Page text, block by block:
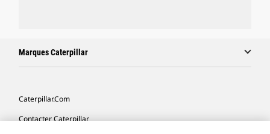
Marques Caterpillar
Caterpillar.com
Contacter Caterpillar